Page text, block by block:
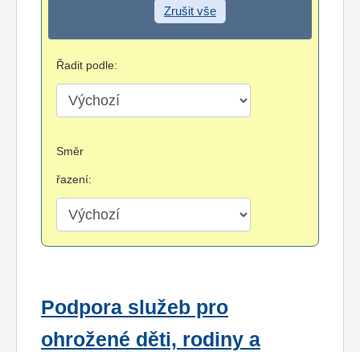
Zrušit vše
Řadit podle:
Směr
řazení:
Podpora služeb pro
ohrožené děti, rodiny a